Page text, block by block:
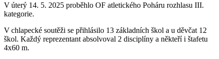
V úterý 14. 5. 2025 proběhlo OF atletického Poháru rozhlasu III.
kategorie.
V chlapecké soutěži se přihlásilo 13 základních škol a u děvčat 12
škol. Každý reprezentant absolvoval 2 disciplíny a někteří i štafetu
4x60 m.